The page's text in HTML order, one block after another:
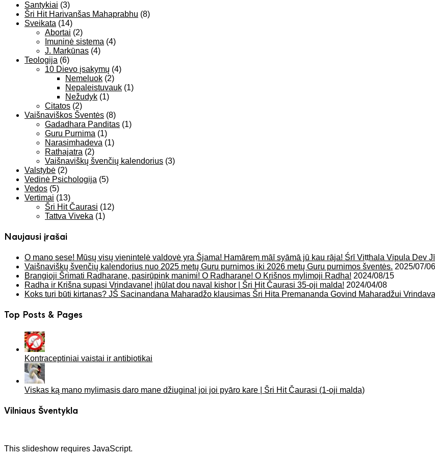
Santykiai (3)
Šri Hit Harivanšas Mahaprabhu (8)
Sveikata (14)
Abortai (2)
Imuninė sistema (4)
J. Markūnas (4)
Teologija (6)
10 Dievo įsakymų (4)
Nemeluok (2)
Nepaleistuvauk (1)
Nežudyk (1)
Citatos (2)
Vaišnaviškos Šventės (8)
Gadadhara Panditas (1)
Guru Purnima (1)
Narasimhadeva (1)
Rathajatra (2)
Vaišnaviškų švenčių kalendorius (3)
Valstybė (2)
Vedinė Psichologija (5)
Vedos (5)
Vertimai (13)
Šri Hit Čaurasi (12)
Tattva Viveka (1)
Naujausi įrašai
O mano sese! Mūsų visų vienintelė valdovė yra Šjama! Hamāreṃ māī syāmā jū kau rāja! Śrī Viṭṭhala Vipula Dev
Vaišnaviškų švenčių kalendorius nuo 2025 metų Guru purnimos iki 2026 metų Guru purnimos šventės. 2025/07/06
Brangioji Šrimati Radharane, pasirūpink manimi! O Radharane! O Krišnos mylimoji Radha! 2024/08/15
Radha ir Krišna supasi Vrindavane! jhūlat dou naval kishor | Šri Hit Čaurasi 35-oji malda! 2024/04/08
Koks turi būti kirtanas? JŠ Sacinandana Maharadžo klausimas Šri Hita Premananda Govind Maharadžui
Top Posts & Pages
Kontraceptiniai vaistai ir antibiotikai
Viskas ką mano mylimasis daro mane džiugina! joi joi pyāro kare | Šri Hit Čaurasi (1-oji malda)
Vilniaus Šventykla
This slideshow requires JavaScript.